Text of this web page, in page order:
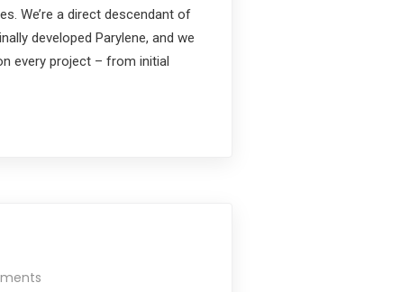
We’re a direct descendant of
developed Parylene, and we
every project – from initial